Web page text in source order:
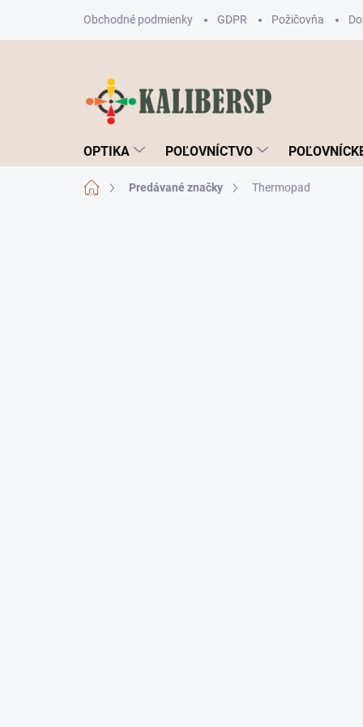
obsah
Obchodné podmienky GDPR Požičovňa
OPTIKA POĽOVNÍCTVO
DomovPredávané značky Thermopad